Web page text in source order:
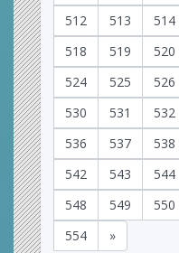
512
513 514
518
519 520
524
525 526
530
531 532
536
537 538
542
543 544
548
549 550
554
»